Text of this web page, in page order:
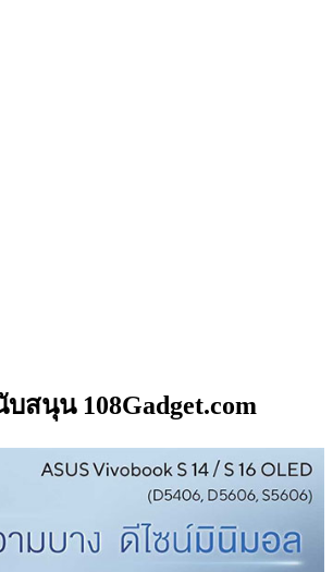
สนุน 108Gadget.com